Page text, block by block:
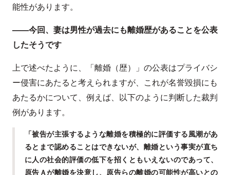
能性があります。
——今回、妻は男性が過去にも離婚歴があることを公表
したそうです
上で述べたように、「離婚（歴）」の公表はプライバシ
ー侵害にあたると考えられますが、これが名誉毀損にも
あたるかについて、例えば、以下のように判断した裁判
例があります。
「被告が主張するような離婚を積極的に評価する風潮があ
るとまで認めることはできないが、離婚という事実が直ち
に人の社会的評価の低下を招くともいえないのであって、
原告Ａが離婚を決意し、原告らの離婚の可能性が高いとの